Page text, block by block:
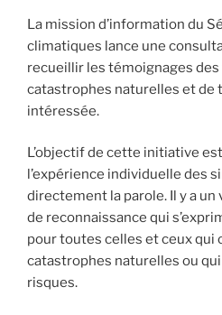
La mission d’information du
climatiques lance une
recueillir les témoignages
catastrophes naturelles et de
intéressée.
L’objectif de cette initiative
l’expérience individuelle des
directement la parole. Il y a un
de reconnaissance qui
pour toutes celles et ceux qui
catastrophes naturelles ou
risques.